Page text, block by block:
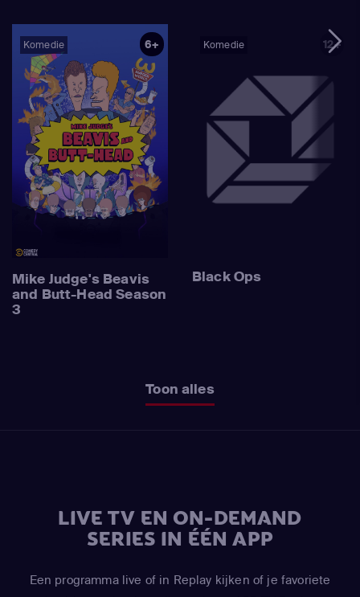
Komedie 6+
Mike Judge's Beavis
and Butt-Head Season
3
Komedie 12+
Black Ops
Toon alles
LIVE TV EN ON-DEMAND
SERIES IN ÉÉN APP
Een programma live of in Replay kijken of je favoriete